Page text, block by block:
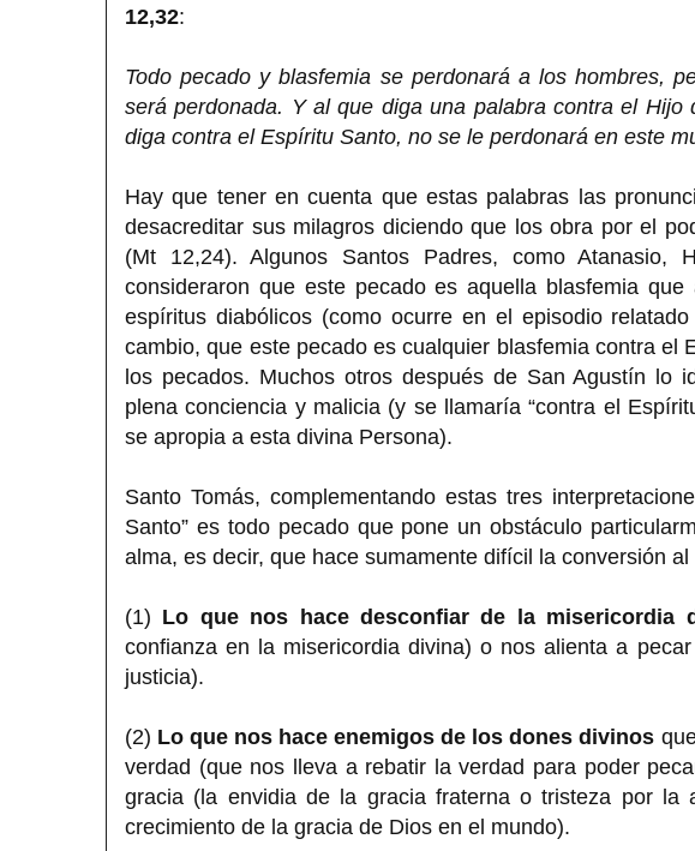
12,32:
Todo pecado y blasfemia se perdonará a los hombres,
será perdonada. Y al que diga una palabra contra el
diga contra el Espíritu Santo, no se le perdonará en este
Hay que tener en cuenta que estas palabras las
desacreditar sus milagros diciendo que los obra por el
(Mt 12,24). Algunos Santos Padres, como Atanasio,
consideraron que este pecado es aquella blasfemia
espíritus diabólicos (como ocurre en el episodio
cambio, que este pecado es cualquier blasfemia contra el
los pecados. Muchos otros después de San Agustín lo
plena conciencia y malicia (y se llamaría “contra el
se apropia a esta divina Persona).
Santo Tomás, complementando estas tres
Santo” es todo pecado que pone un obstáculo
alma, es decir, que hace sumamente difícil la conversión
(1) Lo que nos hace desconfiar de la misericordia
confianza en la misericordia divina) o nos alienta a
justicia).
(2) Lo que nos hace enemigos de los dones divinos
verdad (que nos lleva a rebatir la verdad para poder
gracia (la envidia de la gracia fraterna o tristeza por
crecimiento de la gracia de Dios en el mundo).